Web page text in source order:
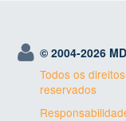
© 2004-2026
Todos os direitos
reservados